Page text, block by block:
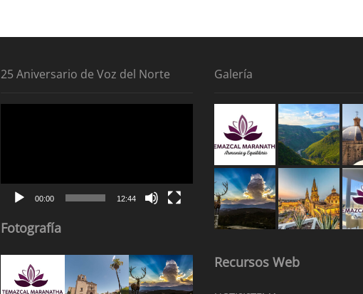
25 Aniversario de Voz del Norte
00:00 12:44
Fotografía
Galería
Recursos Web